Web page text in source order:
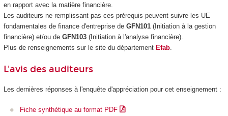
en rapport avec la matière financière.
Les auditeurs ne remplissant pas ces prérequis peuvent suivre les UE
fondamentales de finance d'entreprise de GFN101(Initiation à la gestion
financière) et/ou de GFN103(Initiation à l'analyse financière).
Plus de renseignements sur le site du département Efab.
L'avis des auditeurs
Les dernières réponses à l'enquête d'appréciation pour cet enseignement :
Fiche synthétique au format PDF